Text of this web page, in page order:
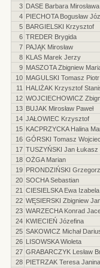
3 DASE Barbara Mirosława
4 PIECHOTA Bogusław
5 BARGIELSKI Krzysztof
6 TREDER Brygida
7 PAJĄK Mirosław
8 KLAS Marek Jerzy
9 MASZOTA Zbigniew
10 MAGULSKI Tomasz Piotr
11
HALIŻAK Krzysztof
12 WOJCIECHOWICZ
13 BUJAK Mirosław Paweł
14 JAŁOWIEC Krzysztof
15 KACPRZYCKA Halina
16 GÓRSKI Tomasz
17 TUSZYŃSKI Jan Łukasz
18 OŻGA Marian
19 PRONDZIŃSKI
20 SOCHA Sebastian
21 CIESIELSKA Ewa Izabela
22 WĘSIERSKI Zbigniew
23 WARZECHA Konrad
24 KWIECIEŃ Józefina
25 SAKOWICZ Michał
26 LISOWSKA Wioleta
27 GRABARCZYK Lesław
28 PIETRZAK Teresa Janina